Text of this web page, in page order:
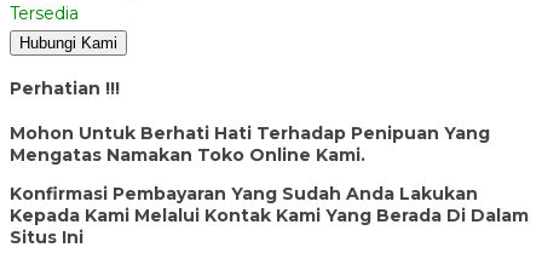
Tersedia
Hubungi Kami
Perhatian !!!
Mohon Untuk Berhati Hati Terhadap Penipuan Yang
Mengatas Namakan Toko Online Kami.
Konfirmasi Pembayaran Yang Sudah Anda Lakukan
Kepada Kami Melalui Kontak Kami Yang Berada Di Dalam
Situs Ini